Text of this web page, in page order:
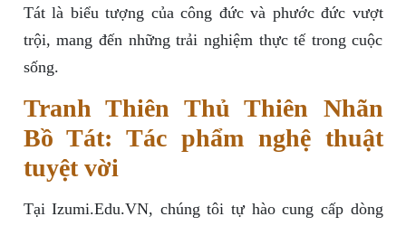
Tát là biểu tượng của công đức và phước đức vượt
trội, mang đến những trải nghiệm thực tế trong cuộc
sống.
Tranh Thiên Thủ Thiên Nhãn
Bồ Tát: Tác phẩm nghệ thuật
tuyệt vời
Tại Izumi.Edu.VN, chúng tôi tự hào cung cấp dòng